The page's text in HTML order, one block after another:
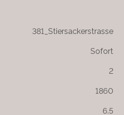
381_Stiersackerstrasse
Sofort
2
1860
6.5